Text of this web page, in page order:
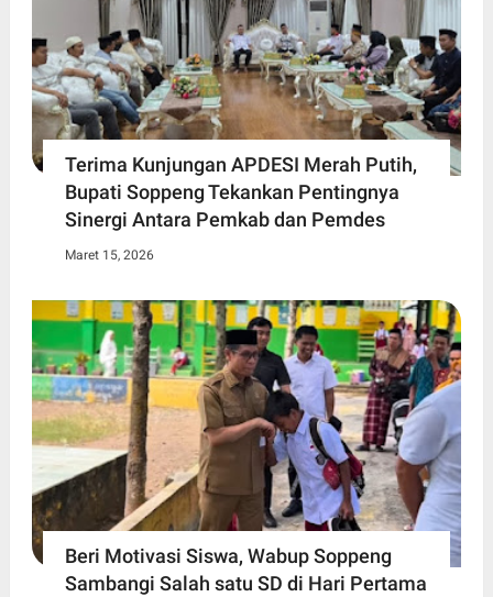
Terima Kunjungan APDESI Merah Putih,
Bupati Soppeng Tekankan Pentingnya
Sinergi Antara Pemkab dan Pemdes
Maret 15, 2026
Beri Motivasi Siswa, Wabup Soppeng
Sambangi Salah satu SD di Hari Pertama